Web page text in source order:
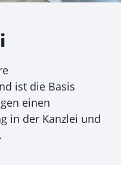
ist die Basis
einen
in der Kanzlei und